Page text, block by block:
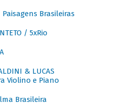
Paisagens Brasileiras
/ 5xRio
& LUCAS
Violino e Piano
Brasileira